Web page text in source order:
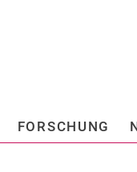
direkt zu:
FORSCHUNG